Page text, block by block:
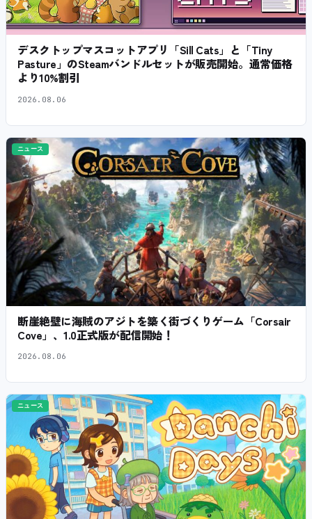
デスクトップマスコットアプリ「Sill Cats」と「Tiny
Pasture」のSteamバンドルセットが販売開始。通常価格
より10%割引
2026.08.06
ニュース
断崖絶壁に海賊のアジトを築く街づくりゲーム「Corsair
Cove」、1.0正式版が配信開始！
2026.08.06
ニュース